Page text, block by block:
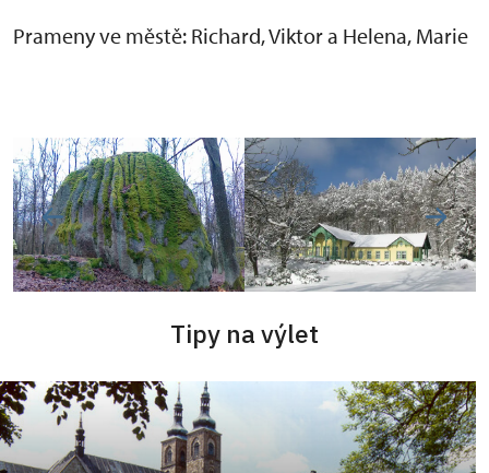
Prameny ve městě: Richard, Viktor a Helena, Marie
Tipy na výlet